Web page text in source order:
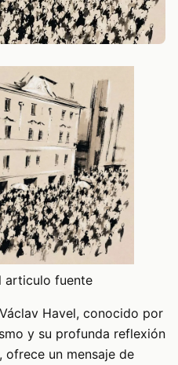
articulo fuente
Havel, conocido por
y su profunda reflexión
ofrece un mensaje de